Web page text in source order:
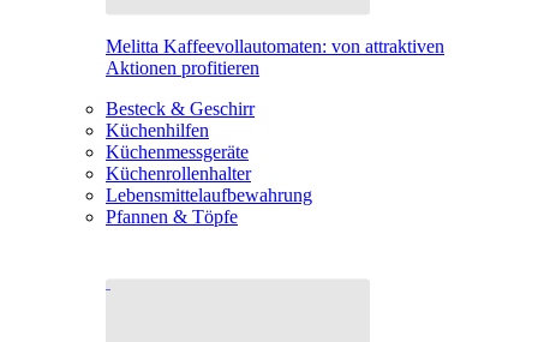
Melitta Kaffeevollautomaten: von attraktiven
Aktionen profitieren
Besteck & Geschirr
Küchenhilfen
Küchenmessgeräte
Küchenrollenhalter
Lebensmittelaufbewahrung
Pfannen & Töpfe